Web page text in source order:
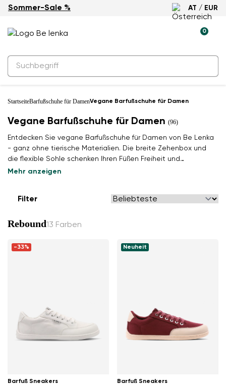
Sommer-Sale % AT / EUR
0
StartseiteBarfußschuhe für DamenVegane Barfußschuhe für Damen
Vegane Barfußschuhe für Damen (96)
Entdecken Sie vegane Barfußschuhe für Damen von Be Lenka
- ganz ohne tierische Materialien. Die breite Zehenbox und
die flexible Sohle schenken Ihren Füßen Freiheit und
Leichtigkeit. Komfort, der auch an die Welt denkt.
Mehr anzeigen
Filter
Rebound13 Farben
-33%
Barfuß Sneakers
Neuheit
Barfuß Sneakers